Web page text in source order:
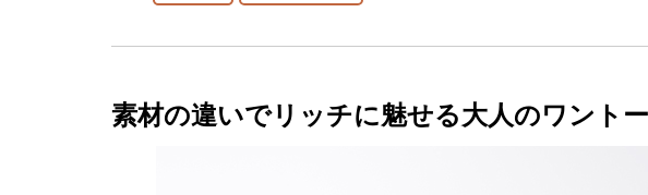
素材の違いでリッチに魅せる大人のワント